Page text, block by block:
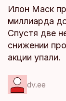
Илон Маск
миллиарда
Спустя две
снижении
акции упали.
dv.ee